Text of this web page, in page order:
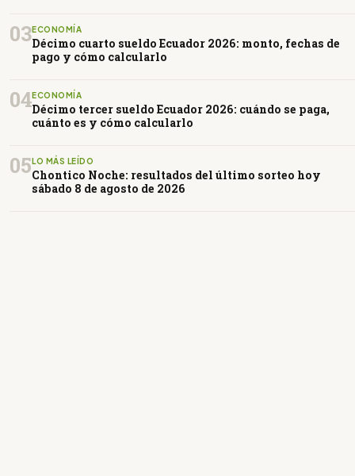
03ECONOMÍA
Décimo cuarto sueldo Ecuador 2026: monto, fechas de
pago y cómo calcularlo
04ECONOMÍA
Décimo tercer sueldo Ecuador 2026: cuándo se paga,
cuánto es y cómo calcularlo
05 LO MÁS LEÍDO
Chontico Noche: resultados del último sorteo hoy
sábado 8 de agosto de 2026